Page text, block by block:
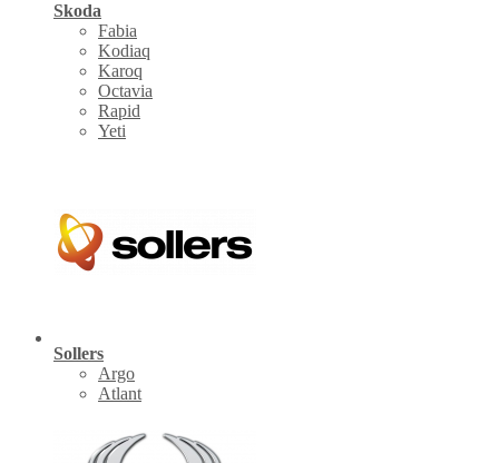
Skoda
Fabia
Kodiaq
Karoq
Octavia
Rapid
Yeti
Sollers
Argo
Atlant